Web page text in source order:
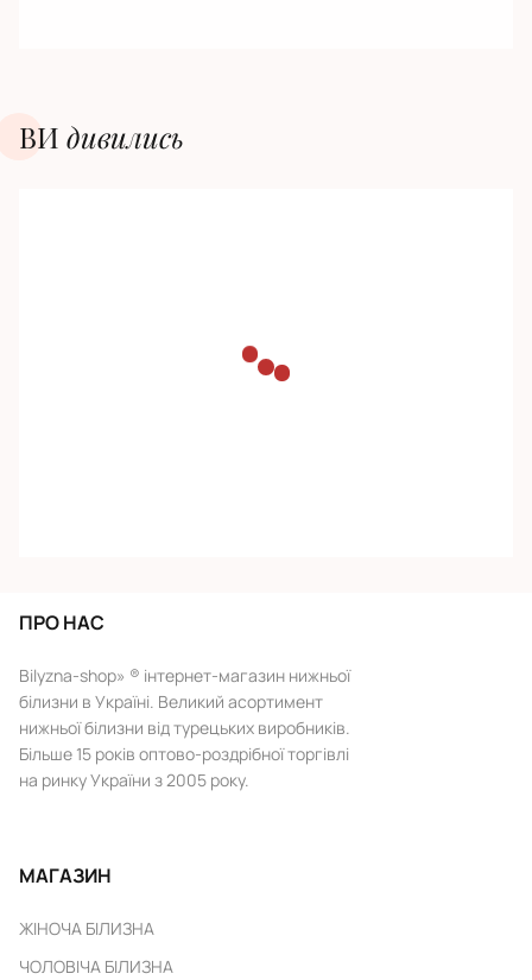
ВИ дивилиcь
ПРО НАС
Bilyzna-shop» ® інтернет-магазин нижньої
білизни в Україні. Великий асортимент
нижньої білизни від турецьких виробників.
Більше 15 років оптово-роздрібної торгівлі
на ринку України з 2005 року.
МАГАЗИН
ЖІНОЧА БІЛИЗНА
ЧОЛОВІЧА БІЛИЗНА